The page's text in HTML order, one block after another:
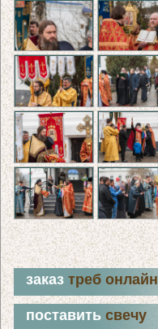
заказтреб онлайн
поставитьсвечу